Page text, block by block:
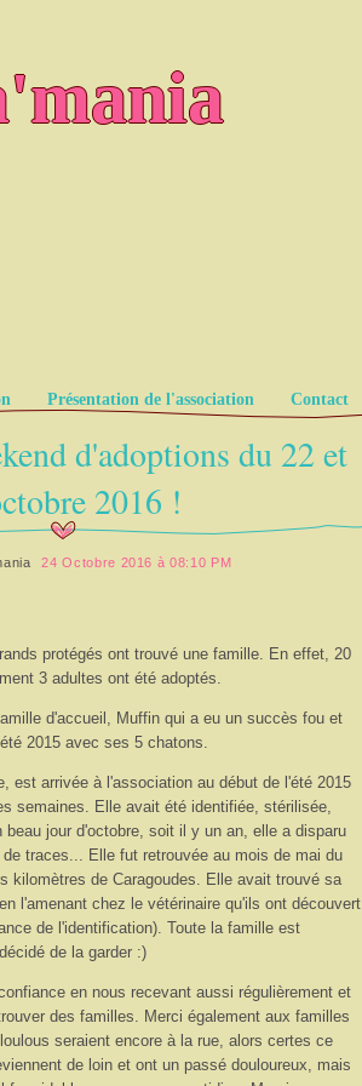
Présentation de l'association Contact
d'adoptions du 22 et
2016 !
24 Octobre 2016 à 08:10 PM
protégés ont trouvé une famille. En effet, 20
3 adultes ont été adoptés.
d'accueil, Muffin qui a eu un succès fou et
2015 avec ses 5 chatons.
est arrivée à l'association au début de l'été 2015
semaines. Elle avait été identifiée, stérilisée,
jour d'octobre, soit il y un an, elle a disparu
traces... Elle fut retrouvée au mois de mai du
kilomètres de Caragoudes. Elle avait trouvé sa
l'amenant chez le vétérinaire qu'ils ont découvert
de l'identification). Toute la famille est
de la garder :)
en nous recevant aussi régulièrement et
des familles. Merci également aux familles
seraient encore à la rue, alors certes ce
de loin et ont un passé douloureux, mais